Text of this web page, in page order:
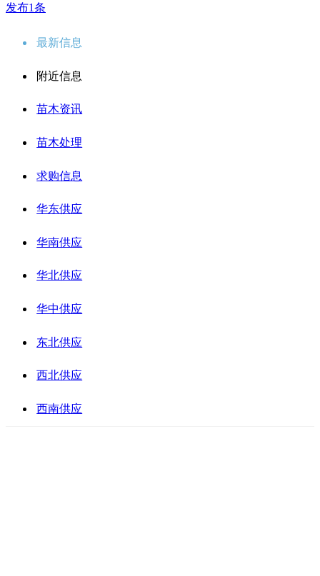
发布1条
最新信息
附近信息
苗木资讯
苗木处理
求购信息
华东供应
华南供应
华北供应
华中供应
东北供应
西北供应
西南供应